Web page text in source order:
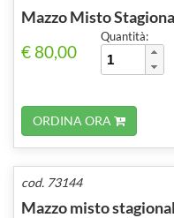
Mazzo Misto
€ 80,00
Quantità:
ORDINA ORA
cod. 73144
Mazzo misto